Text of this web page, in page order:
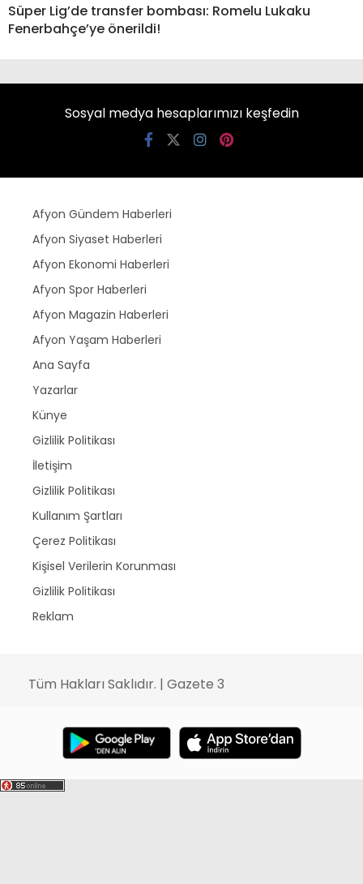
Süper Lig’de transfer bombası: Romelu Lukaku
Fenerbahçe’ye önerildi!
Sosyal medya hesaplarımızı keşfedin
Afyon Gündem Haberleri
Afyon Siyaset Haberleri
Afyon Ekonomi Haberleri
Afyon Spor Haberleri
Afyon Magazin Haberleri
Afyon Yaşam Haberleri
Ana Sayfa
Yazarlar
Künye
Gizlilik Politikası
İletişim
Gizlilik Politikası
Kullanım Şartları
Çerez Politikası
Kişisel Verilerin Korunması
Gizlilik Politikası
Reklam
Tüm Hakları Saklıdır. | Gazete 3